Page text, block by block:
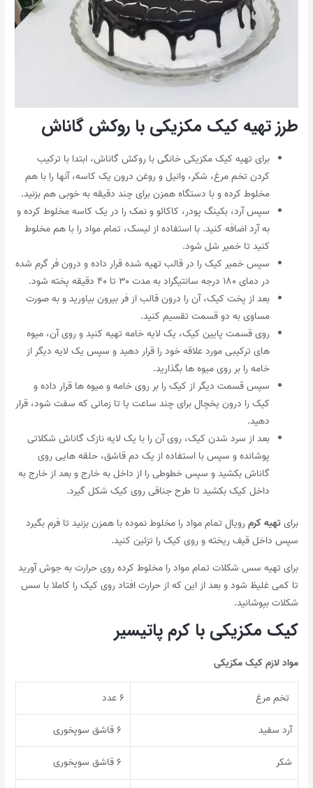
طرز تهیه کیک مکزیکی با روکش گاناش
برای تهیه کیک مکزیکی خانگی با روکش گاناش، ابتدا با ترکیب
کردن تخم مرغ، شکر، وانیل و روغن درون یک کاسه، آنها را با هم
مخلوط کرده و با دستگاه همزن برای چند دقیقه به خوبی هم بزنید.
سپس آرد، بکینگ پودر، کاکائو و نمک را در یک کاسه مخلوط کرده و
به آرد اضافه کنید. با استفاده از لیسک، تمام مواد را با هم مخلوط
کنید تا خمیر شل شود.
سپس خمیر کیک را در قالب تهیه شده قرار داده و درون فر گرم شده
در دمای ۱۸۰ درجه سانتیگراد به مدت ۳۰ تا ۴۰ دقیقه پخته شود.
بعد از پخت کیک، آن را درون قالب از فر بیرون بیاورید و به صورت
مساوی به دو قسمت تقسیم کنید.
روی قسمت پایین کیک، یک لایه خامه تهیه کنید و روی آن، میوه
های ترکیبی مورد علاقه خود را قرار دهید و سپس یک لایه دیگر از
خامه را بر روی میوه ها بگذارید.
سپس قسمت دیگر از کیک را بر روی خامه و میوه ها قرار داده و
کیک را درون یخچال برای چند ساعت یا تا زمانی که سفت شود، قرار
دهید.
بعد از سرد شدن کیک، روی آن را با یک لایه نازک گاناش شکلاتی
پوشانده و سپس با استفاده از یک دم قاشق، حلقه هایی روی
گاناش بکشید و سپس خطوطی را از داخل به خارج و بعد از خارج به
داخل کیک بکشید تا طرح جناقی روی کیک شکل گیرد.
برایتهیه کرمرویال تمام مواد را مخلوط نموده با همزن بزنید تا فرم بگیرد
سپس داخل قیف ریخته و روی کیک را تزئین کنید.
برای تهیه سس شکلات تمام مواد را مخلوط کرده روی حرارت به جوش آورید
تا کمی غلیظ شود و بعد از این که از حرارت افتاد روی کیک را کاملا با سس
شکلات بپوشانید.
کیک مکزیکی با کرم پاتیسیر
مواد لازم کیک مکزیکی
تخم مرغ ۶ عدد
آرد سفید
شکر